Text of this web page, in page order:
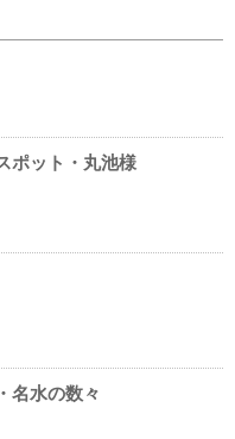
ポット・丸池様
名水の数々